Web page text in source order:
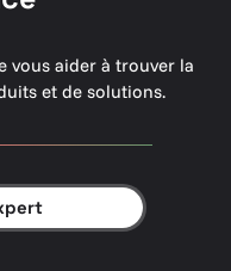
vous aider à trouver la
et de solutions.